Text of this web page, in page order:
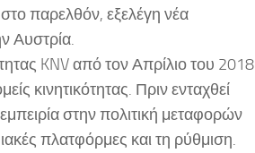
στο παρελθόν, εξελέγη νέα
Αυστρία.
KNV από τον Απρίλιο του 2018
κινητικότητας. Πριν ενταχθεί
στην πολιτική μεταφορών
πλατφόρμες και τη ρύθμιση.